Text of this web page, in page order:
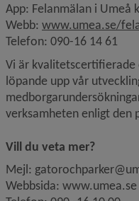
App: Felanmälan i Umeå
Webb: www.umea.se/
Telefon: 090-16 14 61
Vi är kvalitetscertifierade
löpande upp vår
verksamheten enligt den
Vill du veta mer?
Mejl:
Webbsida: www.umea.se